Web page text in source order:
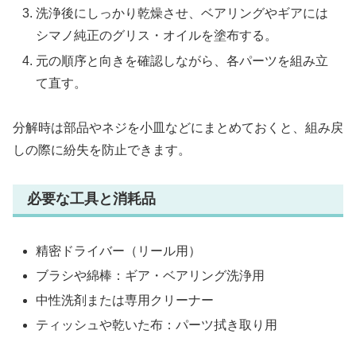
洗浄後にしっかり乾燥させ、ベアリングやギアには
シマノ純正のグリス・オイルを塗布する。
元の順序と向きを確認しながら、各パーツを組み立
て直す。
分解時は部品やネジを小皿などにまとめておくと、組み戻
しの際に紛失を防止できます。
必要な工具と消耗品
精密ドライバー（リール用）
ブラシや綿棒：ギア・ベアリング洗浄用
中性洗剤または専用クリーナー
ティッシュや乾いた布：パーツ拭き取り用